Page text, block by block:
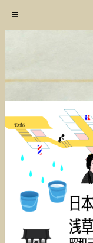
ン
ツ
へ